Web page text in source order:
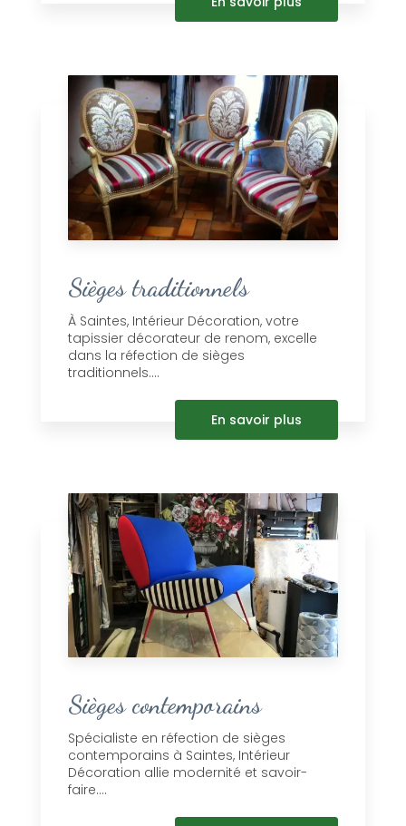
Sièges traditionnels
À Saintes, Intérieur Décoration, votre
tapissier décorateur de renom, excelle
dans la réfection de sièges
traditionnels....
En savoir plus
Sièges contemporains
Spécialiste en réfection de sièges
contemporains à Saintes, Intérieur
Décoration allie modernité et savoir-
faire....